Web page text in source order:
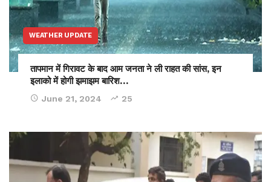
WEATHER UPDATE
तापमान में गिरावट के बाद आम जनता ने ली राहत की सांस, इन
इलाको में होगी झमाझम बारिश…
June 21, 2024 25